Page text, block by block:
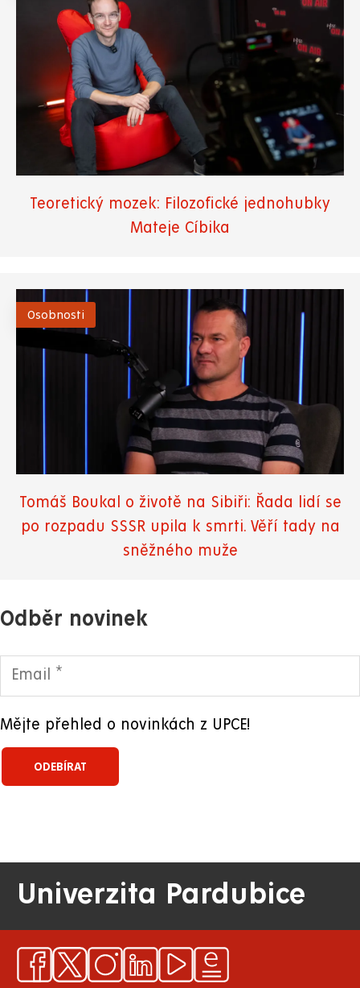
Teoretický mozek: Filozofické jednohubky
Mateje Cíbika
Osobnosti
Tomáš Boukal o životě na Sibiři: Řada lidí se
po rozpadu SSSR upila k smrti. Věří tady na
sněžného muže
Odběr novinek
Mějte přehled o novinkách z UPCE!
Univerzita Pardubice